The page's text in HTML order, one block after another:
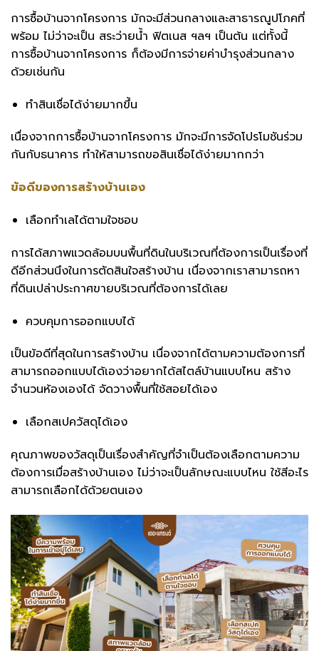
การซื้อบ้านจากโครงการ มักจะมีส่วนกลางและสาธารณูปโภคที่
พร้อม ไม่ว่าจะเป็น สระว่ายน้ำ ฟิตเนส ฯลฯ เป็นต้น แต่ทั้งนี้
การซื้อบ้านจากโครงการ ก็ต้องมีการจ่ายค่าบำรุงส่วนกลาง
ด้วยเช่นกัน
ทำสินเชื่อได้ง่ายมากขึ้น
เนื่องจากการซื้อบ้านจากโครงการ มักจะมีการจัดโปรโมชันร่วม
กันกับธนาคาร ทำให้สามารถขอสินเชื่อได้ง่ายมากกว่า
ข้อดีของการสร้างบ้านเอง
เลือกทำเลได้ตามใจชอบ
การได้สภาพแวดล้อมบนพื้นที่ดินในบริเวณที่ต้องการเป็นเรื่องที่
ดีอีกส่วนนึงในการตัดสินใจสร้างบ้าน เนื่องจากเราสามารถหา
ที่ดินเปล่าประกาศขายบริเวณที่ต้องการได้เลย
ควบคุมการออกแบบได้
เป็นข้อดีที่สุดในการสร้างบ้าน เนื่องจากได้ตามความต้องการที่
สามารถออกแบบได้เองว่าอยากได้สไตล์บ้านแบบไหน สร้าง
จำนวนห้องเองได้ จัดวางพื้นที่ใช้สอยได้เอง
เลือกสเปควัสดุได้เอง
คุณภาพของวัสดุเป็นเรื่องสำคัญที่จำเป็นต้องเลือกตามความ
ต้องการเมื่อสร้างบ้านเอง ไม่ว่าจะเป็นลักษณะแบบไหน ใช้สีอะไร
สามารถเลือกได้ด้วยตนเอง